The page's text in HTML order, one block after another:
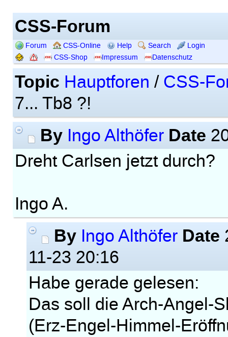
CSS-Forum
Forum CSS-Online Help Search
Login
CSS-Shop
Impressum Datenschutz
Topic Hauptforen / CSS-
7... Tb8 ?!
By Ingo Althöfer Date
Dreht Carlsen jetzt durch?
Ingo A.
By Ingo Althöfer Date
11-23 20:16
Habe gerade gelesen:
Das soll die Arch-Angel-
(Erz-Engel-Himmel-